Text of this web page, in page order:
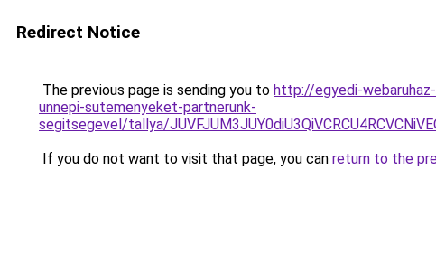
Redirect Notice
The previous page is sending you to http://egyedi-
unnepi-sutemenyeket-partnerunk-
segitsegevel/tallya/
If you do not want to visit that page, you can return to the